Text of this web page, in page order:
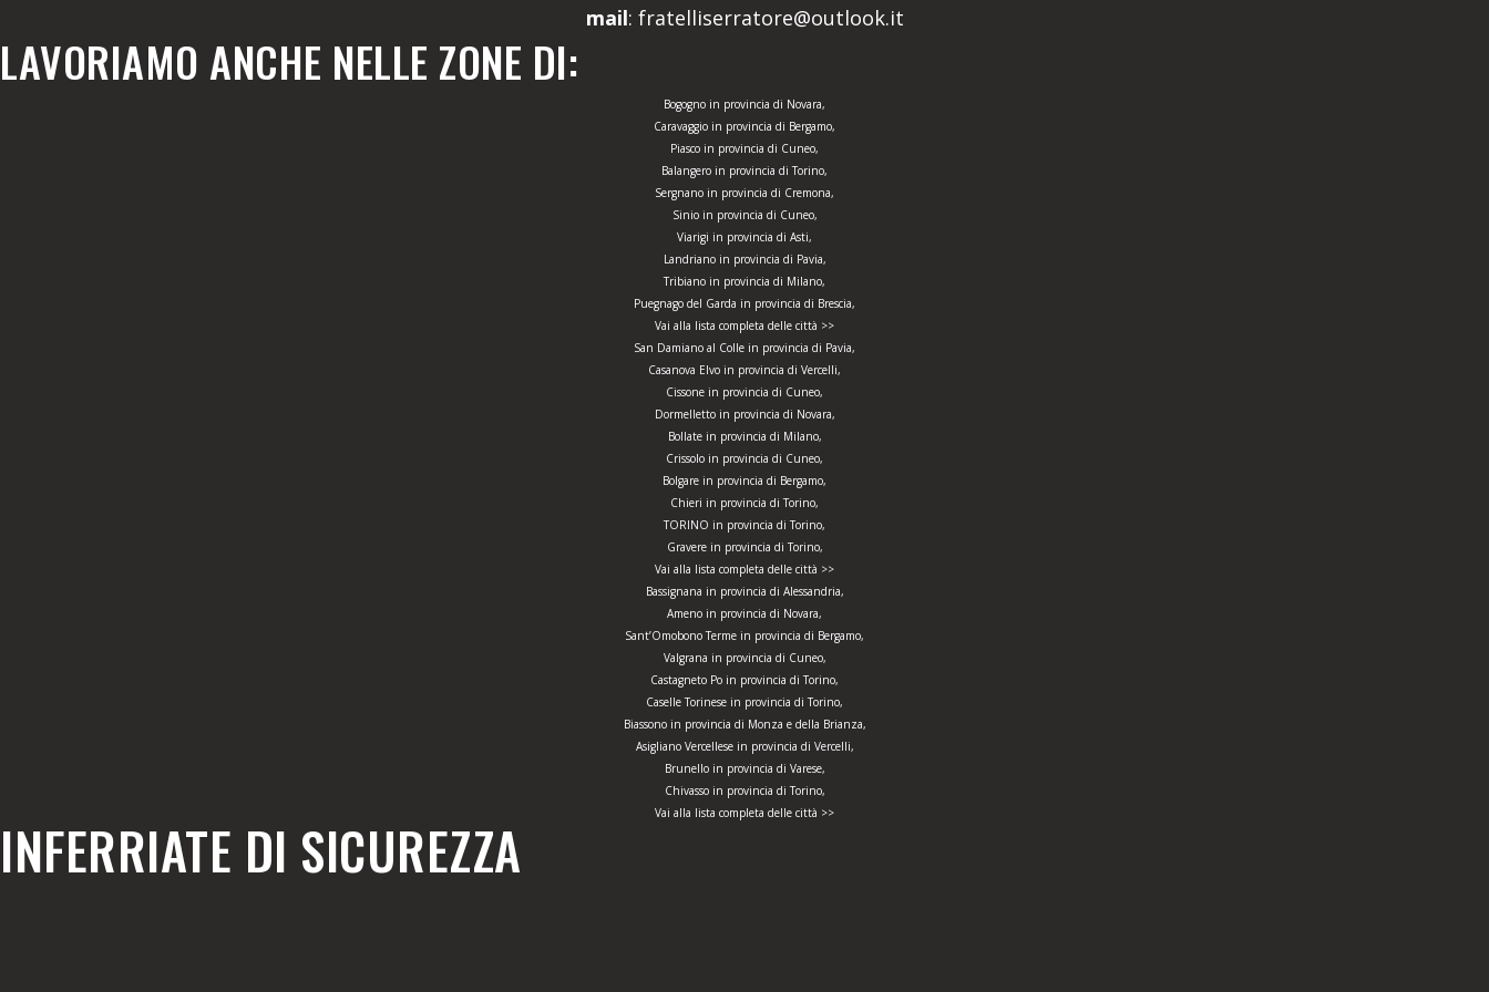
mail: fratelliserratore@outlook.it
LAVORIAMO ANCHE NELLE ZONE DI:
Bogogno in provincia di Novara,
Caravaggio in provincia di Bergamo,
Piasco in provincia di Cuneo,
Balangero in provincia di Torino,
Sergnano in provincia di Cremona,
Sinio in provincia di Cuneo,
Viarigi in provincia di Asti,
Landriano in provincia di Pavia,
Tribiano in provincia di Milano,
Puegnago del Garda in provincia di Brescia,
Vai alla lista completa delle città >>
San Damiano al Colle in provincia di Pavia,
Casanova Elvo in provincia di Vercelli,
Cissone in provincia di Cuneo,
Dormelletto in provincia di Novara,
Bollate in provincia di Milano,
Crissolo in provincia di Cuneo,
Bolgare in provincia di Bergamo,
Chieri in provincia di Torino,
TORINO in provincia di Torino,
Gravere in provincia di Torino,
Vai alla lista completa delle città >>
Bassignana in provincia di Alessandria,
Ameno in provincia di Novara,
Sant’Omobono Terme in provincia di Bergamo,
Valgrana in provincia di Cuneo,
Castagneto Po in provincia di Torino,
Caselle Torinese in provincia di Torino,
Biassono in provincia di Monza e della Brianza,
Asigliano Vercellese in provincia di Vercelli,
Brunello in provincia di Varese,
Chivasso in provincia di Torino,
Vai alla lista completa delle città >>
INFERRIATE DI SICUREZZA